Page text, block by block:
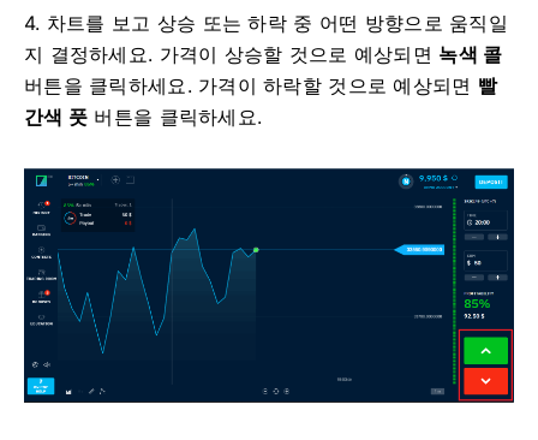
4. 차트를 보고 상승 또는 하락 중 어떤 방향으로 움직일
지 결정하세요. 가격이 상승할 것으로 예상되면 녹색 콜
버튼을 클릭하세요. 가격이 하락할 것으로 예상되면 빨
간색 풋 버튼을 클릭하세요.